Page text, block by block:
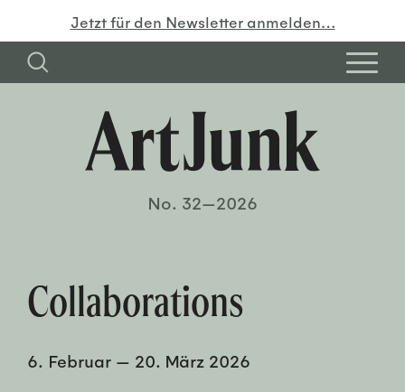
Jetzt für den Newsletter anmelden…
No. 32—2026
Collaborations
6. Februar — 20. März 2026